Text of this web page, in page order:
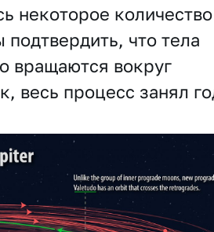
некоторое количество
что тела
вращаются вокруг
весь процесс занял